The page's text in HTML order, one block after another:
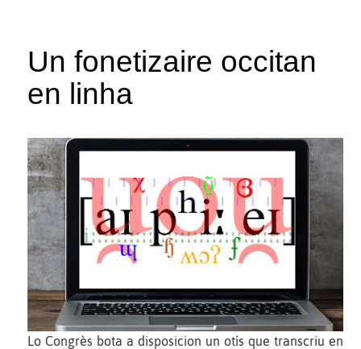
Un fonetizaire occitan
en linha
Lo Congrès bota a disposicion un otís que transcriu en